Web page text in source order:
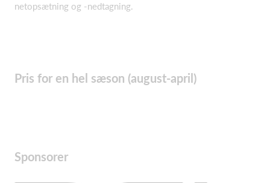
netopsætning og -nedtagning.
Pris for en hel sæson (august-april)
Sponsorer